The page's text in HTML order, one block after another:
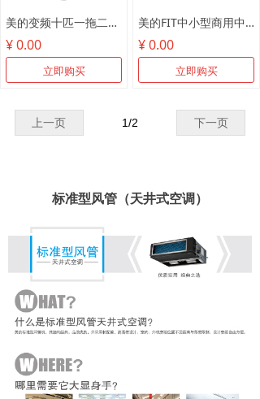
美的变频十匹一拖二MDV-250W/SN1-8R1
¥ 0.00
立即购买
美的FIT中小型商用中央空调
¥ 0.00
立即购买
上一页 下一页
1/2
标准型风管（天井式空调）